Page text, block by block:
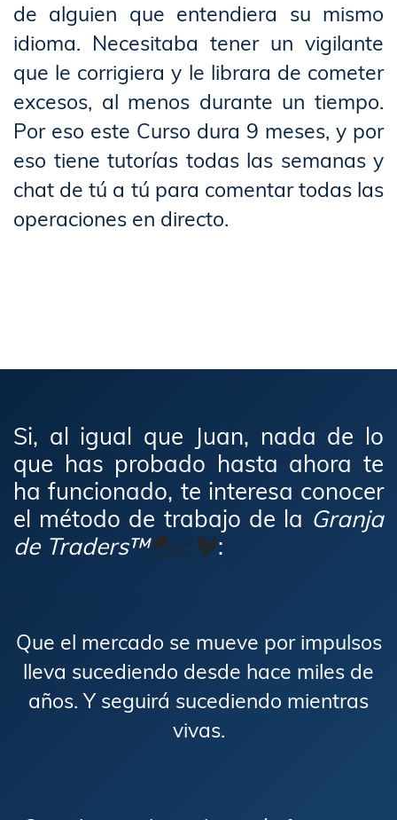
de alguien que entendiera su mismo
idioma. Necesitaba tener un vigilante
que le corrigiera y le librara de cometer
excesos, al menos durante un tiempo.
Por eso este Curso dura 9 meses, y por
eso tiene tutorías todas las semanas y
chat de tú a tú para comentar todas las
operaciones en directo.
Si, al igual que Juan, nada de lo
que has probado hasta ahora te
ha funcionado, te interesa conocer
el método de trabajo de la Granja
de Traders™🐣​📈​🐓:
Que el mercado se mueve por impulsos
lleva sucediendo desde hace miles de
años. Y seguirá sucediendo mientras
vivas.